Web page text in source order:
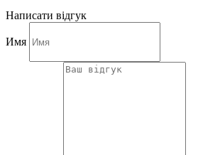
Написати відгук
Имя